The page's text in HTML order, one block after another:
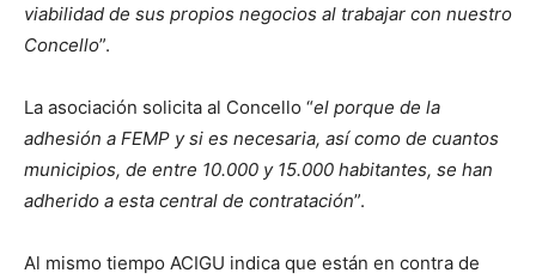
viabilidad de sus propios negocios al trabajar con nuestro
Concello”.
La asociación solicita al Concello “el porque de la
adhesión a FEMP y si es necesaria, así como de cuantos
municipios, de entre 10.000 y 15.000 habitantes, se han
adherido a esta central de contratación”.
Al mismo tiempo ACIGU indica que están en contra de